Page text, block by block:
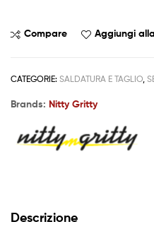
Compare Aggiungi
CATEGORIE: SALDATURA E TAGLIO,
Brands: Nitty Gritty
Descrizione